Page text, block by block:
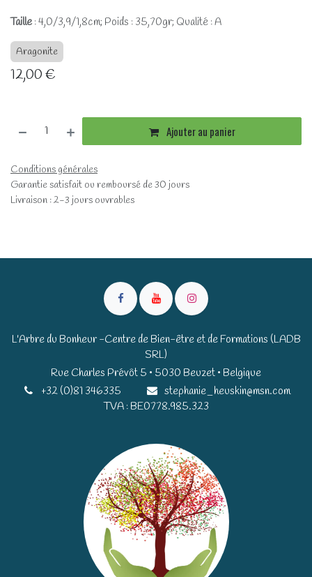
Taille : 4,0/3,9/1,8cm; Poids : 35,70gr; Qualité : A
Aragonite
12,00€
Ajouter au panier
Conditions générales
Garantie satisfait ou remboursé de 30 jours
Livraison : 2-3 jours ouvrables
L'Arbre du Bonheur -Centre de Bien-être et de Formations (LADB
SRL)
Rue Charles Prévôt 5 • 5030 Beuzet • Belgique​​
+32 (0)81 346335
stephanie_heuskin@msn.com
TVA : BE0778.985.323